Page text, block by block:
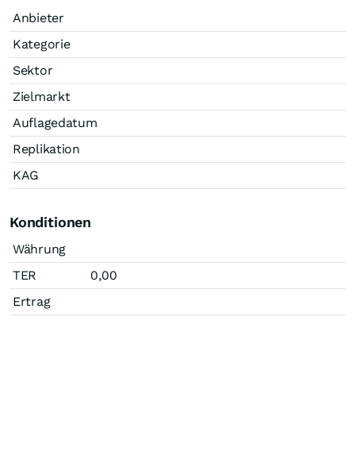
Anbieter
Kategorie
Sektor
Zielmarkt
Auflagedatum
Replikation
KAG
Konditionen
Währung
TER
0,00
Ertrag